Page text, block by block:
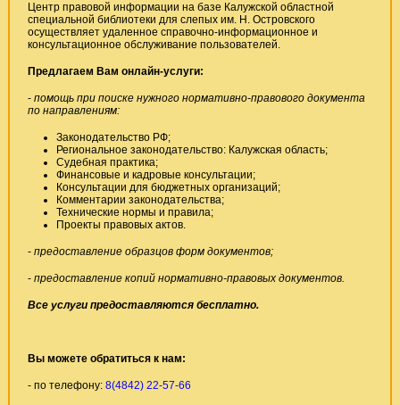
Центр правовой информации на базе Калужской областной
специальной библиотеки для слепых им. Н. Островского
осуществляет удаленное справочно-информационное и
консультационное обслуживание пользователей.
Предлагаем Вам онлайн-услуги:
- помощь при поиске нужного нормативно-правового документа
по направлениям:
Законодательство РФ;
Региональное законодательство: Калужская область;
Судебная практика;
Финансовые и кадровые консультации;
Консультации для бюджетных организаций;
Комментарии законодательства;
Технические нормы и правила;
Проекты правовых актов.
- предоставление образцов форм документов;
- предоставление копий нормативно-правовых документов.
Все услуги предоставляются бесплатно.
Вы можете обратиться к нам:
- по телефону: 8(4842) 22-57-66